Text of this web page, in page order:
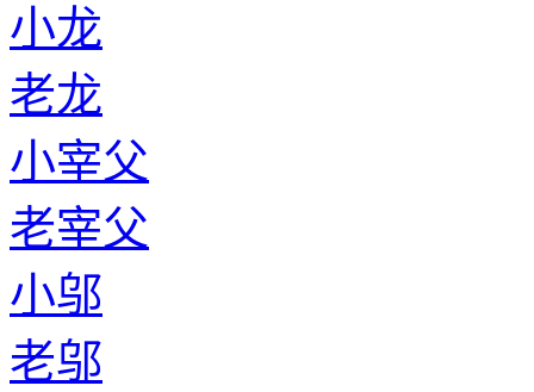
小龙
老龙
小宰父
老宰父
小邬
老邬